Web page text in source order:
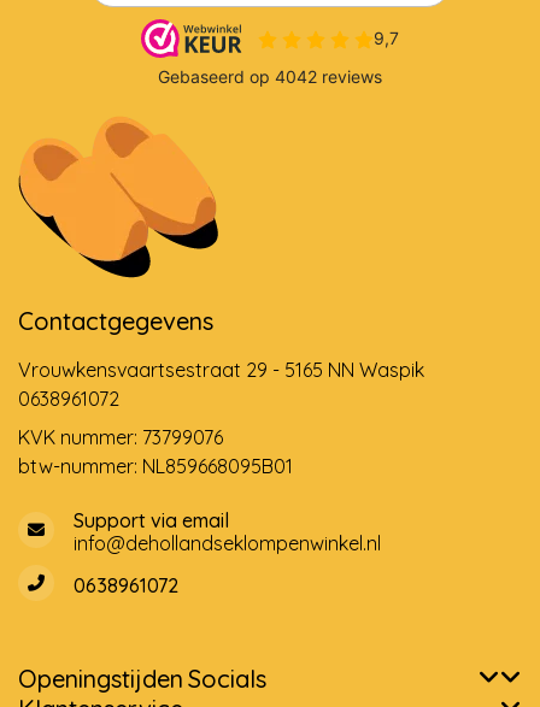
Contactgegevens
Vrouwkensvaartsestraat 29 - 5165 NN Waspik
0638961072
KVK nummer: 73799076
btw-nummer: NL859668095B01
Support via email
info@dehollandseklompenwinkel.nl
0638961072
Openingstijden Socials